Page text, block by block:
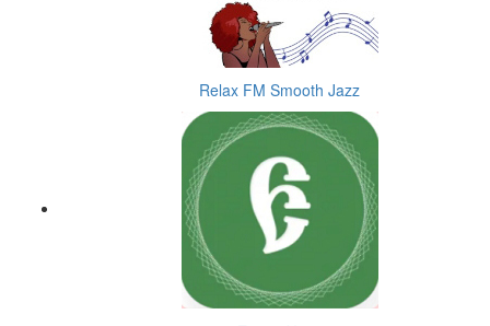
Relax FM Smooth Jazz